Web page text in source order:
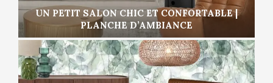
UN PETIT SALON CHIC ET CONFORTABLE |
PLANCHE D’AMBIANCE